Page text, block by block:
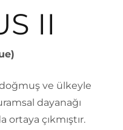
II
doğmuş ve ülkeyle
dayanağı
ortaya çıkmıştır.